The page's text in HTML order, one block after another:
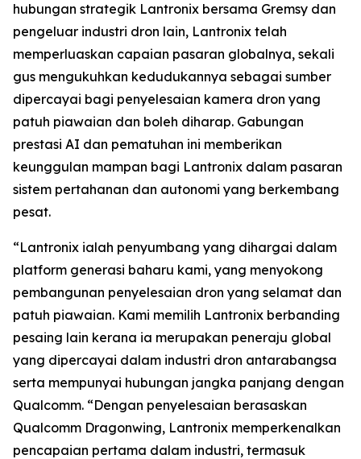
hubungan strategik Lantronix bersama Gremsy dan
pengeluar industri dron lain, Lantronix telah
memperluaskan capaian pasaran globalnya, sekali
gus mengukuhkan kedudukannya sebagai sumber
dipercayai bagi penyelesaian kamera dron yang
patuh piawaian dan boleh diharap. Gabungan
prestasi AI dan pematuhan ini memberikan
keunggulan mampan bagi Lantronix dalam pasaran
sistem pertahanan dan autonomi yang berkembang
pesat.
“Lantronix ialah penyumbang yang dihargai dalam
platform generasi baharu kami, yang menyokong
pembangunan penyelesaian dron yang selamat dan
patuh piawaian. Kami memilih Lantronix berbanding
pesaing lain kerana ia merupakan peneraju global
yang dipercayai dalam industri dron antarabangsa
serta mempunyai hubungan jangka panjang dengan
Qualcomm. “Dengan penyelesaian berasaskan
Qualcomm Dragonwing, Lantronix memperkenalkan
pencapaian pertama dalam industri, termasuk